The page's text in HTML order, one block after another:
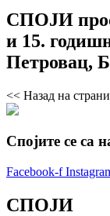
СПОЈИ
и 15.
Петровац,
<< Назад на
Спојите се са
Facebook-f
СПОЈИ